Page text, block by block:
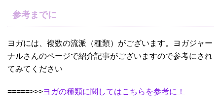
参考までに
ヨガには、複数の流派（種類）がございます。ヨガジャー
ナルさんのページで紹介記事がございますので参考にされ
てみてください
=====>>>ヨガの種類に関してはこちらを参考に！